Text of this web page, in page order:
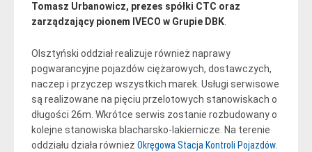
Tomasz Urbanowicz, prezes spółki CTC oraz
zarządzający pionem IVECO w Grupie DBK.
Olsztyński oddział realizuje również naprawy
pogwarancyjne pojazdów ciężarowych, dostawczych,
naczep i przyczep wszystkich marek. Usługi serwisowe
są realizowane na pięciu przelotowych stanowiskach o
długości 26m. Wkrótce serwis zostanie rozbudowany o
kolejne stanowiska blacharsko-lakiernicze. Na terenie
oddziału działa również Okręgowa Stacja Kontroli Pojazdów.